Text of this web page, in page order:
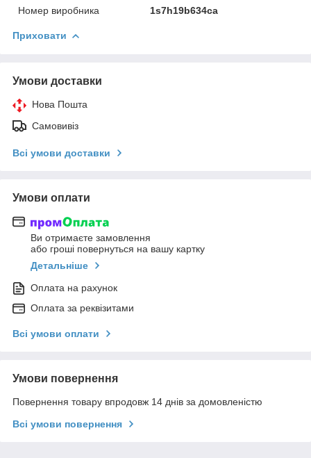
Номер виробника
1s7h19b634ca
Приховати
Умови доставки
Нова Пошта
Самовивіз
Всі умови доставки
Умови оплати
Ви отримаєте замовлення
або гроші повернуться на вашу картку
Детальніше
Оплата на рахунок
Оплата за реквізитами
Всі умови оплати
Умови повернення
Повернення товару впродовж 14 днів за домовленістю
Всі умови повернення